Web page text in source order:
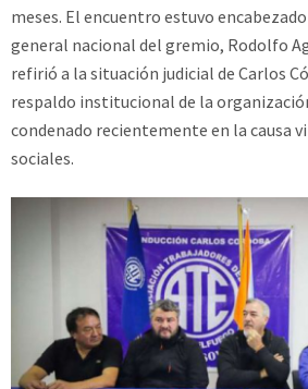
meses. El encuentro estuvo
general nacional del gremio, Rodolfo
refirió a la situación judicial de Carlos
respaldo institucional de la
condenado recientemente en la causa
sociales.